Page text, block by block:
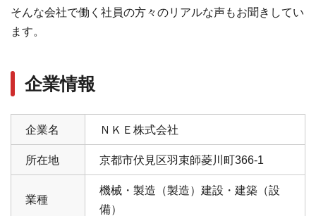
そんな会社で働く社員の方々のリアルな声もお聞きしてい
ます。
企業情報
企業名 ＮＫＥ株式会社
所在地 京都市伏見区羽束師菱川町366-1
業種
機械・製造（製造）建設・建築（設
備）